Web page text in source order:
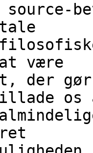
være
der
os